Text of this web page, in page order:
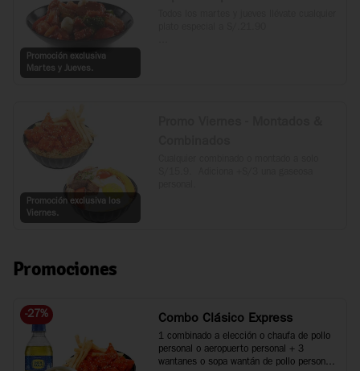
Promoción exclusiva
Martes y Jueves.
Promoción exclusiva los
Viernes.
Promociones
-27% Combo Clásico Express
1 combinado a elección o chaufa de pollo
personal o aeropuerto personal + 3
wantanes o sopa wantán de pollo personal